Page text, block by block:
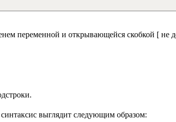
переменной и открывающейся скобкой [ не
выглядит следующим образом: